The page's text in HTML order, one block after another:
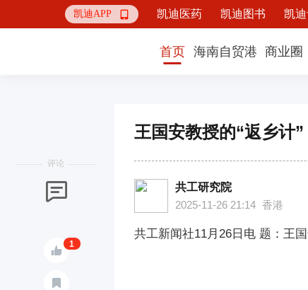
凯迪APP  凯迪医药 凯迪图书 凯
首页 海南自贸港 商业圈
评论

 1
王国安教授的“返乡计
共工研究院
2025-11-26 21:14 香港
共工新闻社11月26日电 题：王